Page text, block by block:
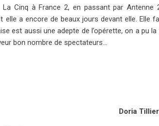
Cinq à France 2, en passant par Antenne
elle a encore de beaux jours devant elle. Elle
est aussi une adepte de l’opérette, on a pu
bon nombre de spectateurs…
Doria Tillier